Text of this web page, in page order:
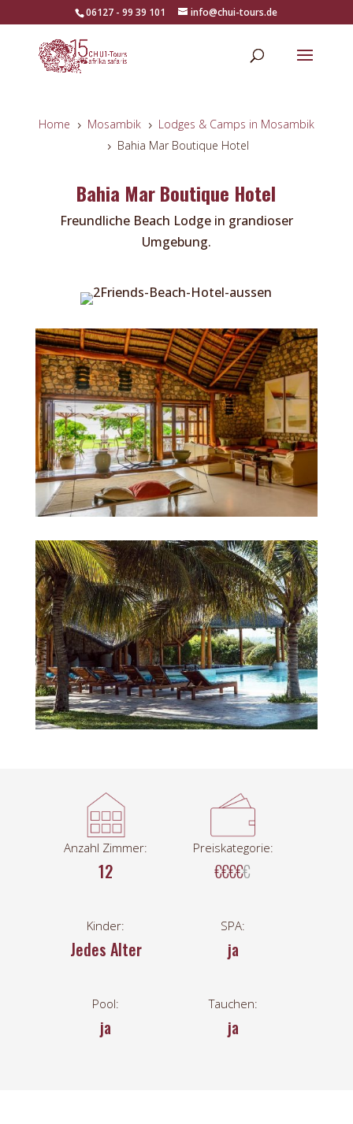
06127 - 99 39 101 info@chui-tours.de
Home 5 Mosambik 5 Lodges & Camps in Mosambik
5 Bahia Mar Boutique Hotel
Bahia Mar Boutique Hotel
Freundliche Beach Lodge in grandioser
Umgebung.
Anzahl Zimmer:
12
Preiskategorie:
€€€€€
Kinder:
Jedes Alter
SPA:
ja
Pool:
ja
Tauchen:
ja